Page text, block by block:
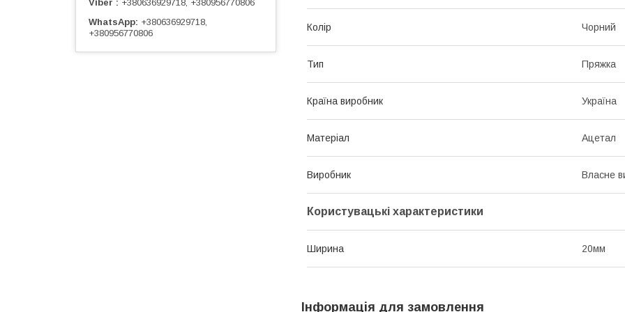
Колір Чорний
Тип Пряжка
Країна виробник Україна
Матеріал Ацетал
Виробник Власне
Користувацькi характеристики
Ширина 20мм
Інформація для замовлення
Viber
+380636929718, +380956770806
WhatsApp +380636929718,
+380956770806